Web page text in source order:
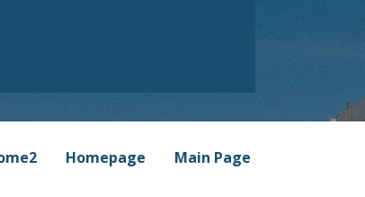
Homepage
Main Page